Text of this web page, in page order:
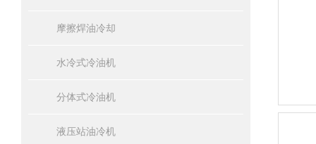
摩擦焊油冷却
水冷式冷油机
分体式冷油机
液压站油冷机